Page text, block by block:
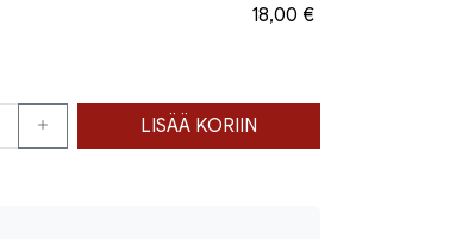
18,00 €
LISÄÄ KORIIN